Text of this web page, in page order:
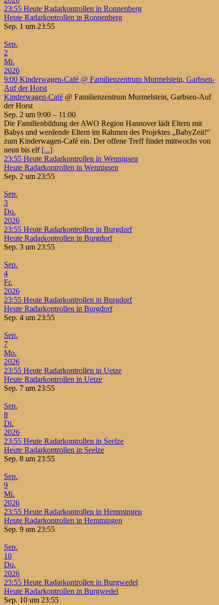
23:55 Heute Radarkontrollen in Ronnenberg
Heute Radarkontrollen in Ronnenberg
Sep. 1 um 23:55
Sep.
2
Mi.
2026
9:00 Kinderwagen-Café @ Familienzentrum Murmelstein, Garbsen-
Auf der Horst
Kinderwagen-Café @ Familienzentrum Murmelstein, Garbsen-Auf
der Horst
Sep. 2 um 9:00 – 11:00
Die Familienbildung der AWO Region Hannover lädt Eltern mit
Babys und werdende Eltern im Rahmen des Projektes „BabyZeit!“
zum Kinderwagen-Café ein. Der offene Treff findet mittwochs von
neun bis elf [...]
23:55 Heute Radarkontrollen in Wennigsen
Heute Radarkontrollen in Wennigsen
Sep. 2 um 23:55
Sep.
3
Do.
2026
23:55 Heute Radarkontrollen in Burgdorf
Heute Radarkontrollen in Burgdorf
Sep. 3 um 23:55
Sep.
4
Fr.
2026
23:55 Heute Radarkontrollen in Burgdorf
Heute Radarkontrollen in Burgdorf
Sep. 4 um 23:55
Sep.
7
Mo.
2026
23:55 Heute Radarkontrollen in Uetze
Heute Radarkontrollen in Uetze
Sep. 7 um 23:55
Sep.
8
Di.
2026
23:55 Heute Radarkontrollen in Seelze
Heute Radarkontrollen in Seelze
Sep. 8 um 23:55
Sep.
9
Mi.
2026
23:55 Heute Radarkontrollen in Hemmingen
Heute Radarkontrollen in Hemmingen
Sep. 9 um 23:55
Sep.
10
Do.
2026
23:55 Heute Radarkontrollen in Burgwedel
Heute Radarkontrollen in Burgwedel
Sep. 10 um 23:55